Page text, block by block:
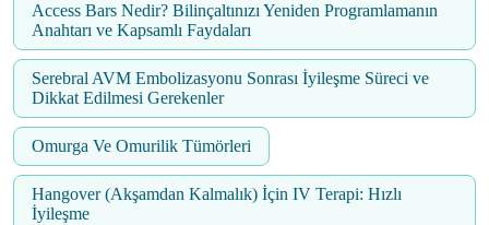
Access Bars Nedir? Bilinçaltınızı Yeniden Programlamanın
Anahtarı ve Kapsamlı Faydaları
Serebral AVM Embolizasyonu Sonrası İyileşme Süreci ve
Dikkat Edilmesi Gerekenler
Omurga Ve Omurilik Tümörleri
Hangover (Akşamdan Kalmalık) İçin IV Terapi: Hızlı
İyileşme